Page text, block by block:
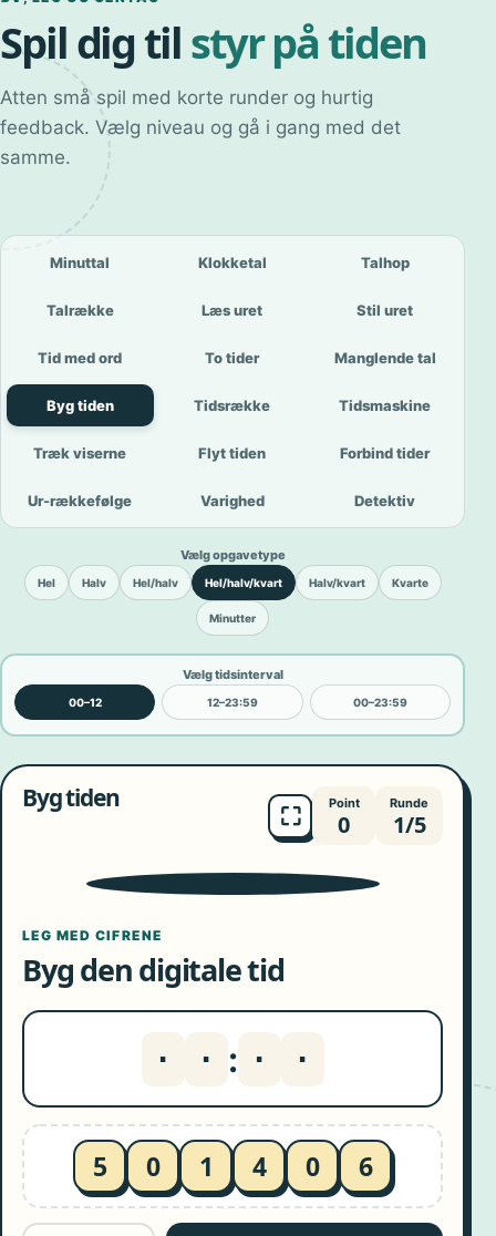
Spil dig tilstyr på tiden
Atten små spil med korte runder og hurtig
feedback. Vælg niveau og gå i gang med det
samme.
Minuttal Klokketal Talhop
Talrække Læs uret Stil uret
Tid med ord To tider Manglende tal
Byg tiden Tidsrække Tidsmaskine
Træk viserne Flyt tiden Forbind tider
Ur-rækkefølge Varighed Detektiv
Vælg opgavetype
Hel Halv Hel/halv Hel/halv/kvart Halv/kvart Kvarte
Minutter
Vælg tidsinterval
00–12 12–23:59 00–23:59
Byg tiden
⛶ Point
0
Runde
1/5
23
4
8
910
LEG MED CIFRENE
Byg den digitale tid
· · : · ·
5 0 1 4 0 6